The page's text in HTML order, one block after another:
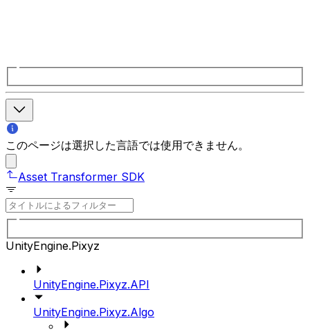
このページは選択した言語では使用できません。
Asset Transformer SDK
UnityEngine.Pixyz
UnityEngine.Pixyz.API
UnityEngine.Pixyz.Algo